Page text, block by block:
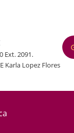
Ext. 2091.
Karla Lopez Flores